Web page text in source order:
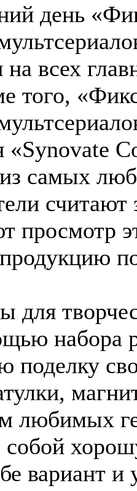
день
на всех
того,
«Synovate
самых
просмотр
для
набора
поделку
любимых
собой
вариант и